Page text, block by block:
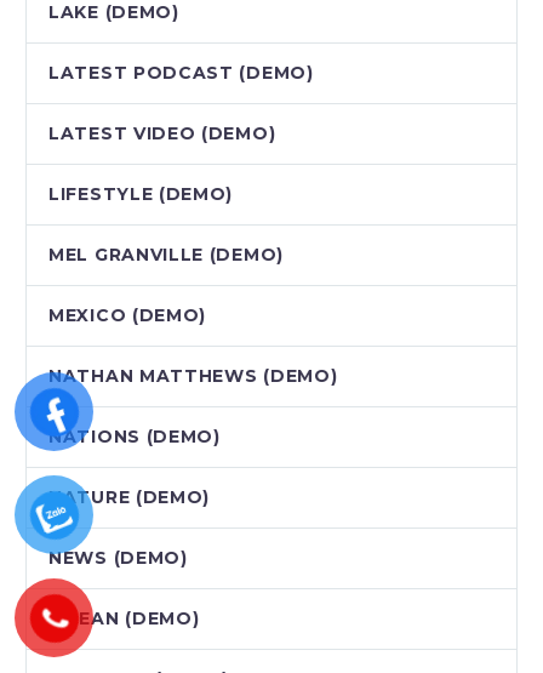
LAKE (DEMO)
LATEST PODCAST (DEMO)
LATEST VIDEO (DEMO)
LIFESTYLE (DEMO)
MEL GRANVILLE (DEMO)
MEXICO (DEMO)
NATHAN MATTHEWS (DEMO)
NATIONS (DEMO)
NATURE (DEMO)
NEWS (DEMO)
OCEAN (DEMO)